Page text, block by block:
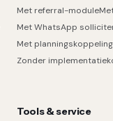
Met referral-module
Met WhatsApp
Met planningskoppeling
Zonder
Tools & service